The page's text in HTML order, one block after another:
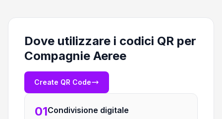
Dove utilizzare i codici QR per
Compagnie Aeree
Create QR Code
01Condivisione digitale